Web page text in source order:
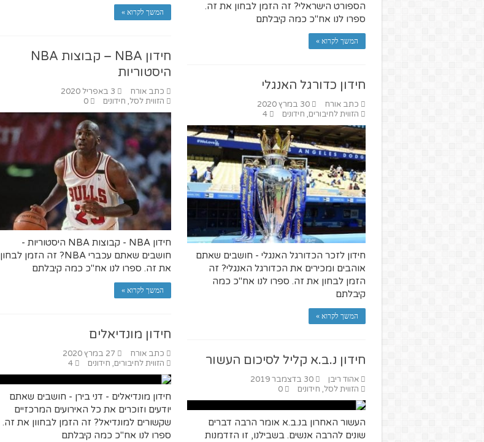
הספורט הישראלי? זה הזמן לבחון את זה.
ספרו לנו אח"כ כמה קיבלתם
המשך לקרוא »
המשך לקרוא »
חידון NBA – קבוצות NBA
היסטוריות
כתב אורח
3 באפריל 2020
הזווית לסל, חידונים 0
חידון NBA - קבוצות NBA היסטוריות -
חושבים שאתם עכברי NBA? זה הזמן לבחון
את זה. ספרו לנו אח"כ כמה קיבלתם
המשך לקרוא »
חידון כדורגל האנגלי
כתב אורח
30 במרץ 2020
הזווית לחיבורים, חידונים 4
חידון לזכר הכדורגל האנגלי - חושבים שאתם
אוהבים ומכירים את הכדורגל האנגלי? זה
הזמן לבחון את זה. ספרו לנו אח"כ כמה
קיבלתם
המשך לקרוא »
חידון מונדיאלים
כתב אורח
27 במרץ 2020
הזווית לחיבורים, חידונים 4
חידון מונדיאלים - דני בירן - חושבים שאתם
יודעים וזוכרים את כל האירועים המרכזיים
שקשורים למונדיאל? זה הזמן לבחוון את זה.
ספרו לנו אח"כ כמה קיבלתם
חידון נ.ב.א קליל לסיכום העשור
אהוד ריבן
30 בדצמבר 2019
הזווית לסל, חידונים 0
העשור האחרון בנ.ב.א אומר הרבה דברים
שונים להרבה אנשים. בשבילנו, זו הזדמנות